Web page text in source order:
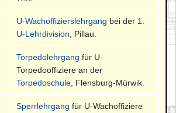
U-Wachoffizierslehrgang bei der 1.
U-Lehrdivision , Pillau.
Torpedolehrgang für U-
Torpedooffiziere an der
Torpedoschule , Flensburg-Mürwik.
Sperrlehrgang für U-Wachoffiziere